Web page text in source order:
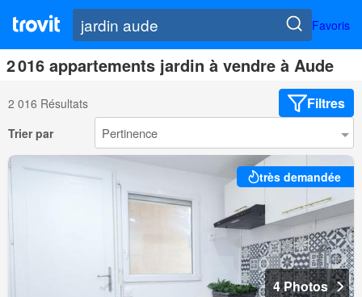
Favoris
2 016 appartements jardin à vendre à Aude
2 016 Résultats Filtres
Trier par
très demandée
4 Photos